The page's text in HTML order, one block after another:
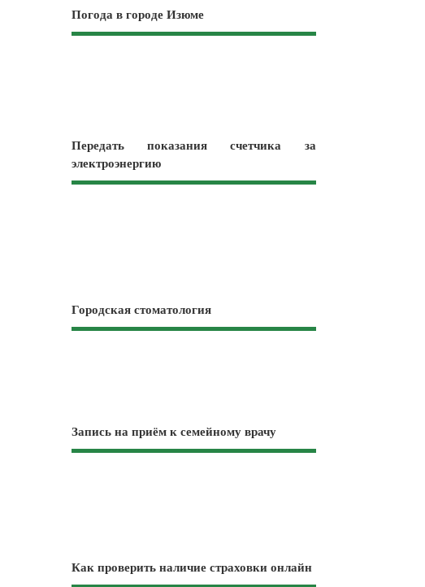
Погода в городе Изюме
Передать показания счетчика за
электроэнергию
Городская стоматология
Запись на приём к семейному врачу
Как проверить наличие страховки онлайн